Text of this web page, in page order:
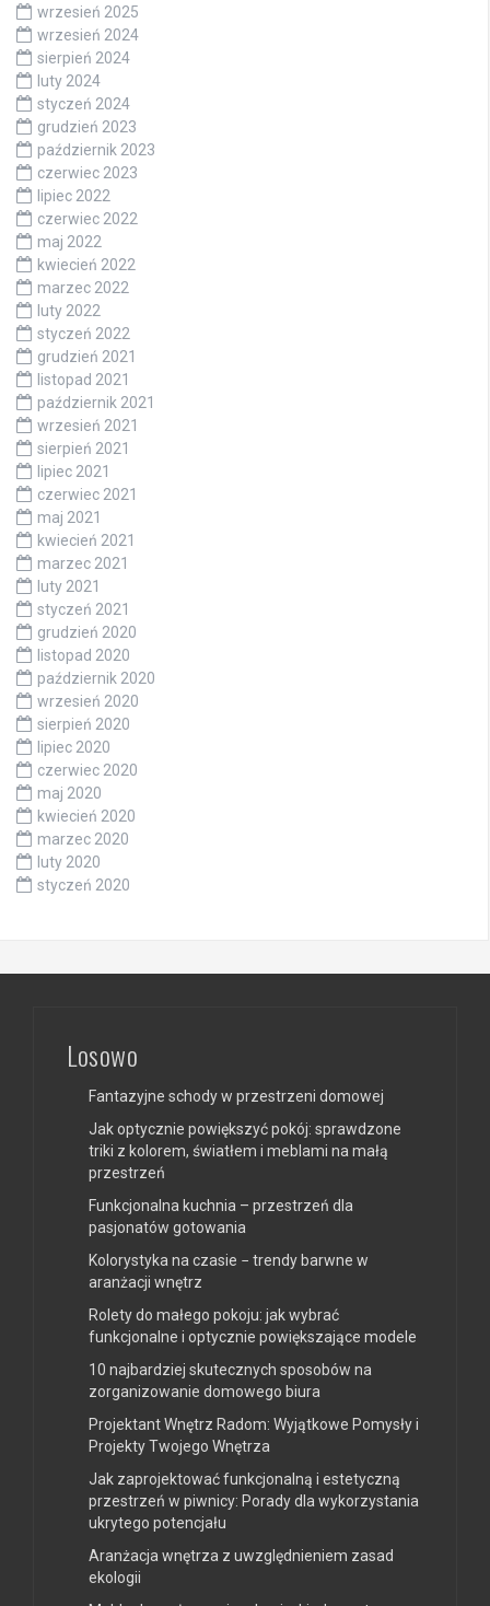
wrzesień 2025
wrzesień 2024
sierpień 2024
luty 2024
styczeń 2024
grudzień 2023
październik 2023
czerwiec 2023
lipiec 2022
czerwiec 2022
maj 2022
kwiecień 2022
marzec 2022
luty 2022
styczeń 2022
grudzień 2021
listopad 2021
październik 2021
wrzesień 2021
sierpień 2021
lipiec 2021
czerwiec 2021
maj 2021
kwiecień 2021
marzec 2021
luty 2021
styczeń 2021
grudzień 2020
listopad 2020
październik 2020
wrzesień 2020
sierpień 2020
lipiec 2020
czerwiec 2020
maj 2020
kwiecień 2020
marzec 2020
luty 2020
styczeń 2020
Losowo
Fantazyjne schody w przestrzeni domowej
Jak optycznie powiększyć pokój: sprawdzone
triki z kolorem, światłem i meblami na małą
przestrzeń
Funkcjonalna kuchnia – przestrzeń dla
pasjonatów gotowania
Kolorystyka na czasie − trendy barwne w
aranżacji wnętrz
Rolety do małego pokoju: jak wybrać
funkcjonalne i optycznie powiększające modele
10 najbardziej skutecznych sposobów na
zorganizowanie domowego biura
Projektant Wnętrz Radom: Wyjątkowe Pomysły i
Projekty Twojego Wnętrza
Jak zaprojektować funkcjonalną i estetyczną
przestrzeń w piwnicy: Porady dla wykorzystania
ukrytego potencjału
Aranżacja wnętrza z uwzględnieniem zasad
ekologii